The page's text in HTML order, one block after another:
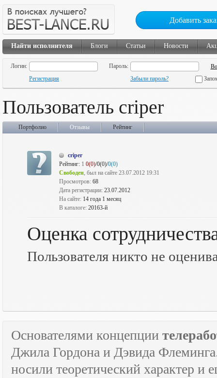
Добавить
Найти исполнителя Блоги Статьи Новости
Логин:
Пароль:
Регистрация
Забыли пароль?
Пользователь criper
Портфолио Отзывы Рейтинг
criper
Рейтинг: 1 0(0)/0(0)/0(0)
Свободен, был на сайте 23.07.2012 19:31
Просмотров: 68
Дата регистрации: 23.07.2012
На сайте: 14 года 1 месяц
В каталоге: 20163-й
Оценка
Пользователя никто не
Основателями концепции
Джила Гордона и Дэвида
носили теоретический характер и